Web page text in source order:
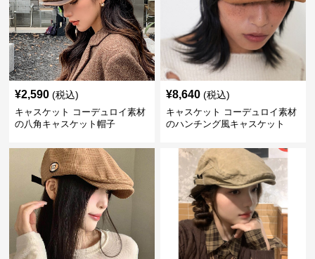
¥2,590 (税込)
キャスケット コーデュロイ素材
の八角キャスケット帽子
¥8,640 (税込)
キャスケット コーデュロイ素材
のハンチング風キャスケット